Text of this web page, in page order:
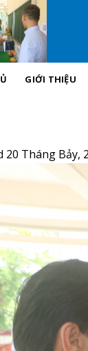
GIỚI THIỆU
20 Tháng Bảy,